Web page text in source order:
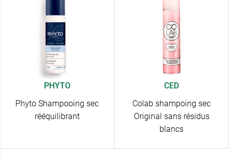
PHYTO
Phyto Shampooing sec
rééquilibrant
CED
Colab shampoing sec
Original sans résidus
blancs